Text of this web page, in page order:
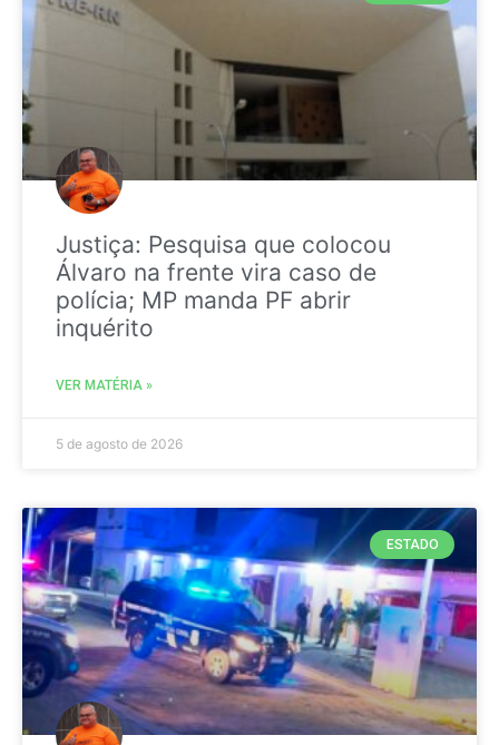
Justiça: Pesquisa que colocou
Álvaro na frente vira caso de
polícia; MP manda PF abrir
inquérito
VER MATÉRIA »
5 de agosto de 2026
ESTADO